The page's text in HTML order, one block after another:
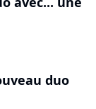
duo